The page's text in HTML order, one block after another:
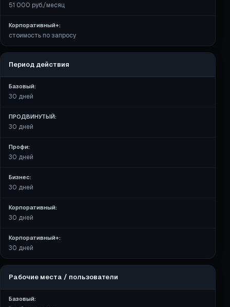
51 000 руб./месяц
Корпоративный+:
стоимость по запросу
Период действия
Базовый:
30 дней
ПРОДВИНУТЫЙ:
30 дней
Профи:
30 дней
Бизнес:
30 дней
Корпоративный:
30 дней
Корпоративный+:
30 дней
Рабочие места / пользователи
Базовый: